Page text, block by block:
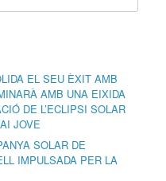
EL SEU ÈXIT AMB
AMB UNA EIXIDA
DE L’ECLIPSI SOLAR
JOVE
SOLAR DE
IMPULSADA PER LA